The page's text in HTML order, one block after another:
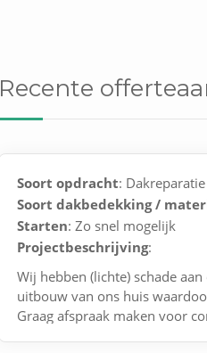
Recente
Soort opdracht: Dakreparatie
Soort dakbedekking /
Starten: Zo snel mogelijk
Projectbeschrijving:
Wij hebben (lichte) schade
uitbouw van ons huis
Graag afspraak maken voor